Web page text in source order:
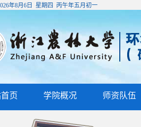
年8月6日 星期四 丙午年五月初一
页 学院概况 师资队伍